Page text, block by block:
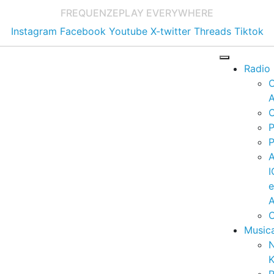
FREQUENZEPLAY EVERYWHERE
Instagram Facebook Youtube X-twitter Threads Tiktok
Radio
e